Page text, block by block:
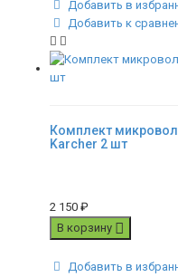
Добавить в
Добавить к
Комплект
Karcher 2 шт
2 150 ₽
В корзину
Добавить в